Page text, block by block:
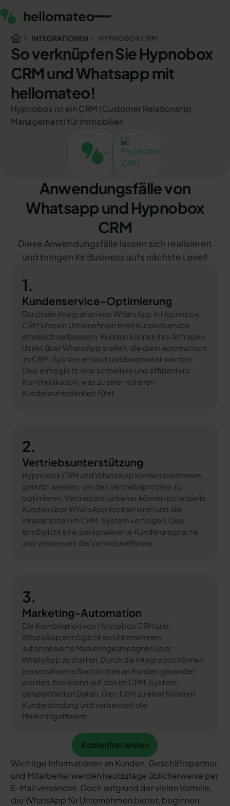
INTEGRATIONEN HYPNOBOX CRM
So verknüpfen Sie Hypnobox
CRM und Whatsapp mit
hellomateo!
Hypnobox ist ein CRM (Customer Relationship
Management) für Immobilien.
Anwendungsfälle von
Whatsapp und Hypnobox
CRM
Diese Anwendungsfälle lassen sich realisieren
und bringen Ihr Business aufs nächste Level!
1.
Kundenservice-Optimierung
Durch die Integration von WhatsApp in Hypnobox
CRM können Unternehmen ihren Kundenservice
erheblich verbessern. Kunden können ihre Anfragen
direkt über WhatsApp stellen, die dann automatisch
im CRM-System erfasst und bearbeitet werden.
Dies ermöglicht eine schnellere und effizientere
Kommunikation, was zu einer höheren
Kundenzufriedenheit führt.
2.
Vertriebsunterstützung
Hypnobox CRM und WhatsApp können zusammen
genutzt werden, um den Vertriebsprozess zu
optimieren. Vertriebsmitarbeiter können potenzielle
Kunden über WhatsApp kontaktieren und alle
Interaktionen im CRM-System verfolgen. Dies
ermöglicht eine personalisierte Kundenansprache
und verbessert die Vertriebseffizienz.
3.
Marketing-Automation
Die Kombination von Hypnobox CRM und
WhatsApp ermöglicht es Unternehmen,
automatisierte Marketingkampagnen über
WhatsApp zu starten. Durch die Integration können
personalisierte Nachrichten an Kunden gesendet
werden, basierend auf den im CRM-System
gespeicherten Daten. Dies führt zu einer höheren
Kundenbindung und verbessert die
Marketingeffizienz.
Kostenfrei testen
Kostenfrei testen
Wichtige Informationen an Kunden, Geschäftspartner
und Mitarbeiter werden heutzutage üblicherweise per
E-Mail versendet. Doch aufgrund der vielen Vorteile,
die WhatsApp für Unternehmen bietet, beginnen